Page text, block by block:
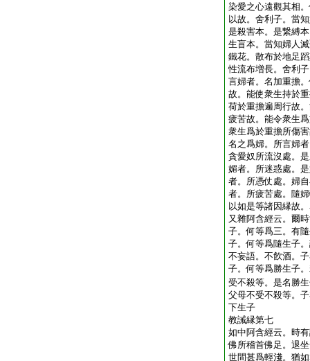
染愛之心遠觀其相
以故。舍利子。當
是殺害本。是繋縛
生盲本。當知婦人
鐵花。散布於地足
性流布増長。舍利
言婦者。名加重擔
故。能使衆生持於
荷於重擔遍周行故
疲苦故。能令衆生
衆生爲於重擔所傷
名之爲婦。所言婦
貪愛奴所流沒處。
媚者。所迷惑處。
者。所憑仗處。婦
者。所疲苦處。隨
以如是等諸因縁故
又雜阿含經云。爾
子。何等爲三。有
子。何等爲隨生子
不妄語。不飮酒。
子。何等爲勝生子
受不殺等。是名勝
父母不受不殺等。
下生子
教誡縁第七
如中阿含經云。時
佛所稽首佛足。退
世間甚爲輕淺。猶